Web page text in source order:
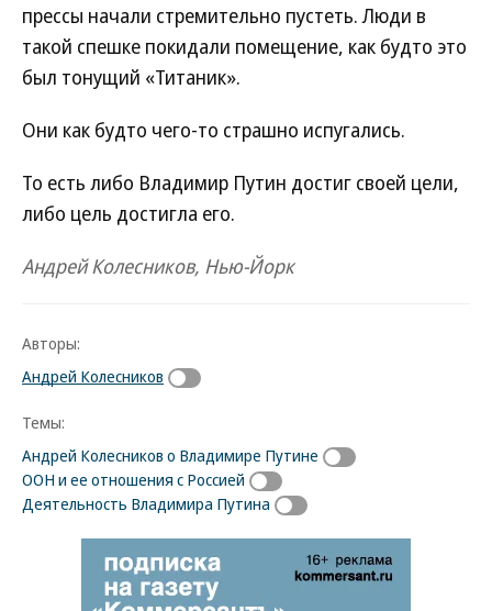
прессы начали стремительно пустеть. Люди в
такой спешке покидали помещение, как будто это
был тонущий «Титаник».
Они как будто чего-то страшно испугались.
То есть либо Владимир Путин достиг своей цели,
либо цель достигла его.
Андрей Колесников, Нью-Йорк
Авторы:
Андрей Колесников
Темы:
Андрей Колесников о Владимире Путине
ООН и ее отношения с Россией
Деятельность Владимира Путина